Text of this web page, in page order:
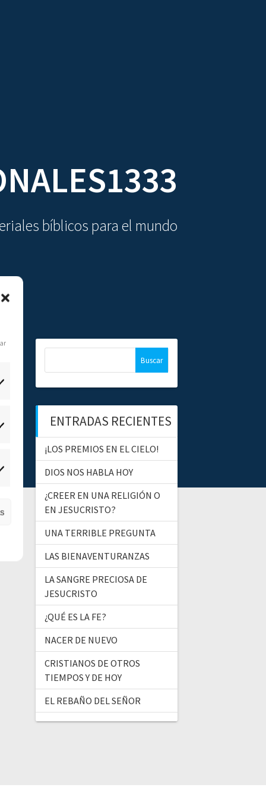
bíblicos para el mundo
a
:
ENTRADAS RECIENTES
¡LOS PREMIOS EN EL CIELO!
DIOS NOS HABLA HOY
¿CREER EN UNA RELIGIÓN O
EN JESUCRISTO?
UNA TERRIBLE PREGUNTA
LAS BIENAVENTURANZAS
LA SANGRE PRECIOSA DE
JESUCRISTO
¿QUÉ ES LA FE?
NACER DE NUEVO
CRISTIANOS DE OTROS
TIEMPOS Y DE HOY
EL REBAÑO DEL SEÑOR